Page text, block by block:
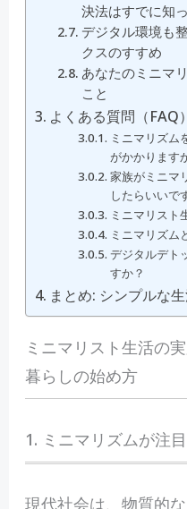
決法はすでに知
デジタル環境も
クスのすすめ
あなたのミニマ
こと
よくある質問（FAQ）
ミニマリズム
がかかります
家族がミニマ
したらいいで
ミニマリスト
ミニマリズム
デジタルデト
すか？
まとめ: シンプルな
ミニマリスト生活の
暮らしの始め方
1. ミニマリズムが注
現代社会は、物質的